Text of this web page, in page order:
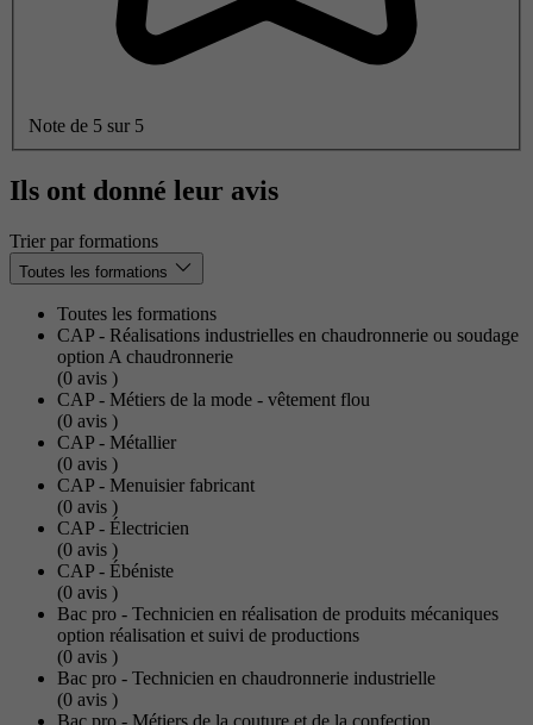
Note de 5 sur 5
Ils ont donné leur avis
Trier par formations
Toutes les formations
Toutes les formations
CAP - Réalisations industrielles en chaudronnerie ou soudage
option A chaudronnerie
(0 avis )
CAP - Métiers de la mode - vêtement flou
(0 avis )
CAP - Métallier
(0 avis )
CAP - Menuisier fabricant
(0 avis )
CAP - Électricien
(0 avis )
CAP - Ébéniste
(0 avis )
Bac pro - Technicien en réalisation de produits mécaniques
option réalisation et suivi de productions
(0 avis )
Bac pro - Technicien en chaudronnerie industrielle
(0 avis )
Bac pro - Métiers de la couture et de la confection